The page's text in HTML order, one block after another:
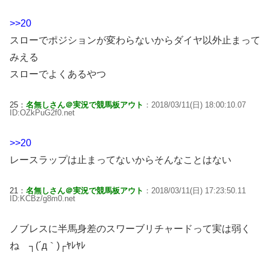
>>20
スローでポジションが変わらないからダイヤ以外止まって
みえる
スローでよくあるやつ
25： 名無しさん＠実況で競馬板アウト ：2018/03/11(日) 18:00:10.07
ID:OZkPuG2f0.net
>>20
レースラップは止まってないからそんなことはない
21： 名無しさん＠実況で競馬板アウト ：2018/03/11(日) 17:23:50.11
ID:KCBz/g8m0.net
ノブレスに半馬身差のスワーブリチャードって実は弱く
ね ┐(´д｀)┌ﾔﾚﾔﾚ